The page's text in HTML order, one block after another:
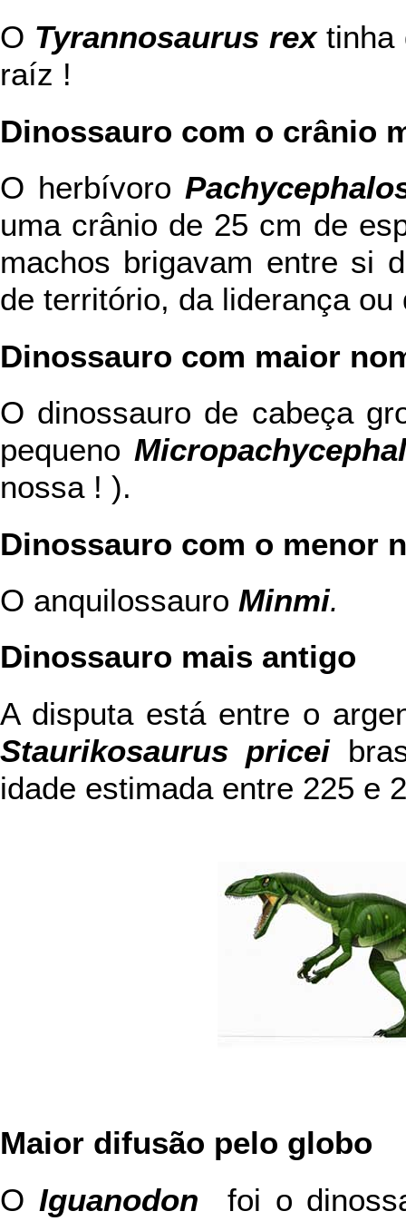
O Tyrannosaurus rextinha
raíz !
Dinossauro com o crânio
O herbívoro
uma crânio de 25 cm de
machos brigavam entre si
de território, da liderança
Dinossauro com maior
O dinossauro de cabeça
pequeno
nossa ! ).
Dinossauro com o menor
O anquilossauro Minmi.
Dinossauro mais antigo
A disputa está entre o
Staurikosaurus pricei
idade estimada entre 225 e
Maior difusão pelo globo
O Iguanodon
foi o